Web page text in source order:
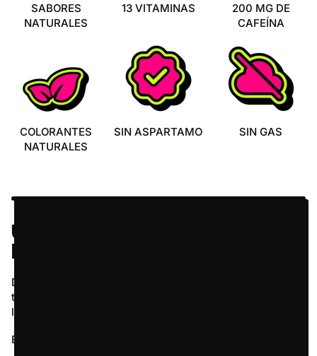
SABORES
NATURALES
13 VITAMINAS
200 MG DE
CAFEÍNA
COLORANTES
NATURALES
SIN ASPARTAMO SIN GAS
UNA ENERGÉTICA
DIFERENTE
Durante años nos han hecho creer que una energética
tiene que ser mala de sabor, cara o darte un subidón que
luego se convierte en bajón.
En